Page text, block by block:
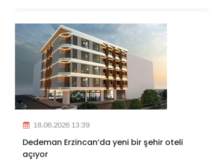
18.06.2026 13:39
Dedeman Erzincan’da yeni bir şehir oteli
açıyor